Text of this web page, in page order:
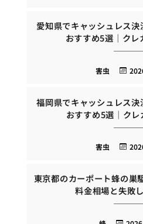
愛知県でキャッシュレス
おすすめ5選｜ク
害虫
福岡県でキャッシュレス
おすすめ5選｜ク
害虫
東京都のカーポート蜂の巣
料金相場と失敗